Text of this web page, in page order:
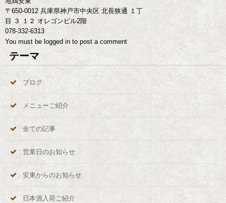
〒650-0012 兵庫県神戸市中央区 北長狭通 １丁
目 ３ １２ オレゴンビル2階
078-332-6313
You must be logged in to post a comment
テーマ
ブログ
メニューご紹介
全ての記事
営業日のお知らせ
安東からのお知らせ
日本酒入荷ご紹介